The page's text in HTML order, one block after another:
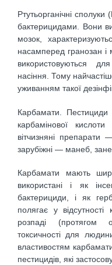
Ртутьорганічні
бактерицидами. Вони
мозок,
насамперед гранозан і
використовуються
насіння. Тому
уживанням такої
Карбамати. Пестициди
карбамінової
вітчизняні
зарубіжні — манеб,
Карбамати мають
використані і як
бактерициди, і як
полягає у
розпаді (протягом
токсичності для
властивостям
пестицидів, які